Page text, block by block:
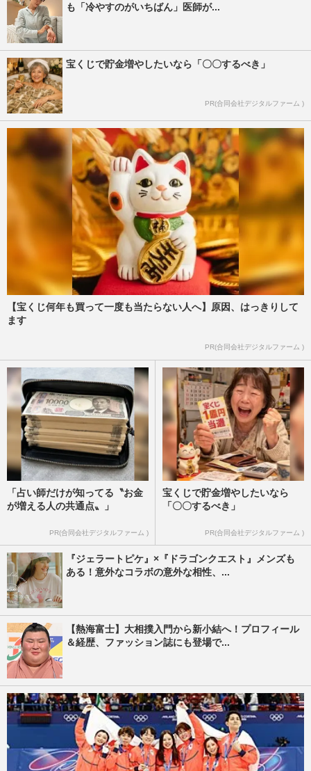
も「冷やすのがいちばん」医師が...
宝くじで貯金増やしたいなら「〇〇するべき」
PR(合同会社デジタルファーム )
【宝くじ何年も買って一度も当たらない人へ】原因、はっきりして
ます
PR(合同会社デジタルファーム )
「占い師だけが知ってる〝お金
が増える人の共通点〟」
PR(合同会社デジタルファーム )
宝くじで貯金増やしたいなら
「〇〇するべき」
PR(合同会社デジタルファーム )
『ジェラートピケ』×『ドラゴンクエスト』メンズも
ある！意外なコラボの意外な相性、...
【熱海富士】大相撲入門から新小結へ！プロフィール
＆経歴、ファッション誌にも登場で...